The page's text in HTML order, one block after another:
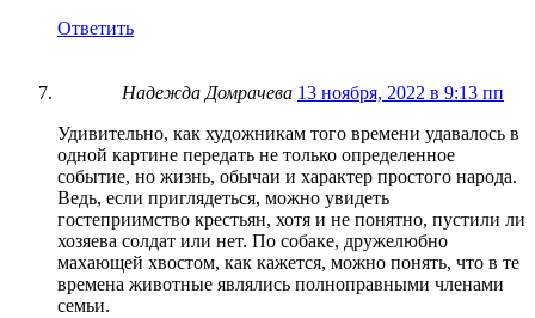
Ответить
Надежда Домрачева 13 ноября, 2022 в 9:13 пп
Удивительно, как художникам того времени удавалось в
одной картине передать не только определенное
событие, но жизнь, обычаи и характер простого народа.
Ведь, если приглядеться, можно увидеть
гостеприимство крестьян, хотя и не понятно, пустили ли
хозяева солдат или нет. По собаке, дружелюбно
махающей хвостом, как кажется, можно понять, что в те
времена животные являлись полноправными членами
семьи.